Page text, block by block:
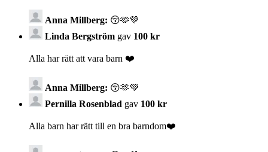
Anna Millberg: 😚🫶💚
Linda Bergström gav 100 kr
Alla har rätt att vara barn ❤️
Anna Millberg: 😚🫶💚
Pernilla Rosenblad gav 100 kr
Alla barn har rätt till en bra barndom❤️